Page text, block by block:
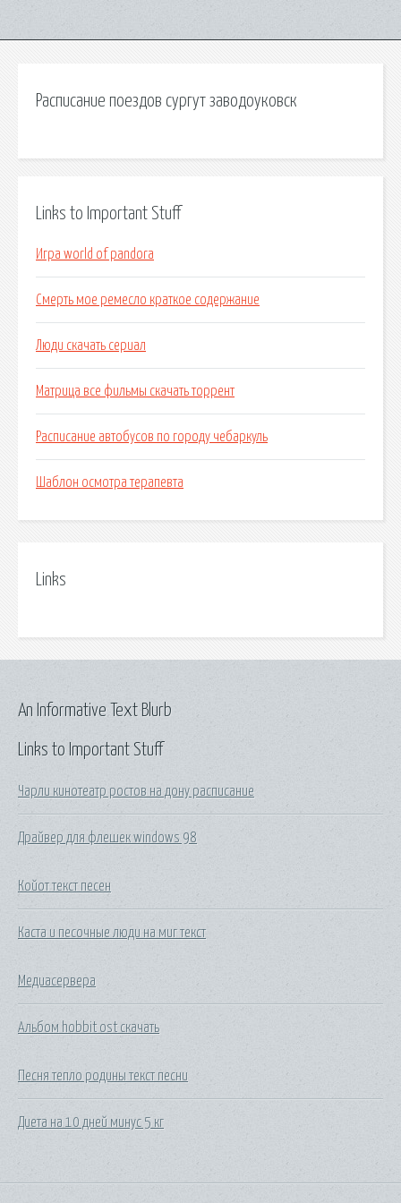
Расписание поездов сургут заводоуковск
Links to Important Stuff
Игра world of pandora
Смерть мое ремесло краткое содержание
Люди скачать сериал
Матрица все фильмы скачать торрент
Расписание автобусов по городу чебаркуль
Шаблон осмотра терапевта
Links
Links to Important Stuff
Чарли кинотеатр ростов на дону расписание
Драйвер для флешек windows 98
Койот текст песен
Каста и песочные люди на миг текст
Медиасервера
Альбом hobbit ost скачать
Песня тепло родины текст песни
Диета на 10 дней минус 5 кг
An Informative Text Blurb